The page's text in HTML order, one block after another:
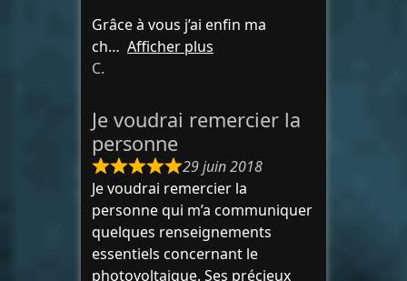
Grâce à vous j’ai enfin ma
ch
Afficher plus
C.
Je voudrai remercier la
personne
29 juin 2018
Je voudrai remercier la
personne qui m’a communiquer
quelques renseignements
essentiels concernant le
photovoltaique. Ses précieux